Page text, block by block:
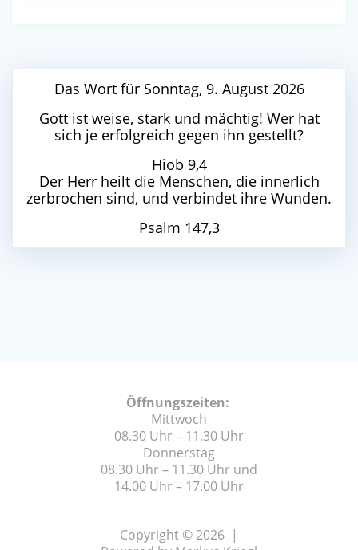
Das Wort für Sonntag, 9. August 2026
Gott ist weise, stark und mächtig! Wer hat
sich je erfolgreich gegen ihn gestellt?
Hiob 9,4
Der Herr heilt die Menschen, die innerlich
zerbrochen sind, und verbindet ihre Wunden.
Psalm 147,3
Öffnungszeiten:
Mittwoch
08.30 Uhr – 11.30 Uhr
Donnerstag
08.30 Uhr – 11.30 Uhr und
14.00 Uhr – 17.00 Uhr
Copyright © 2026 |